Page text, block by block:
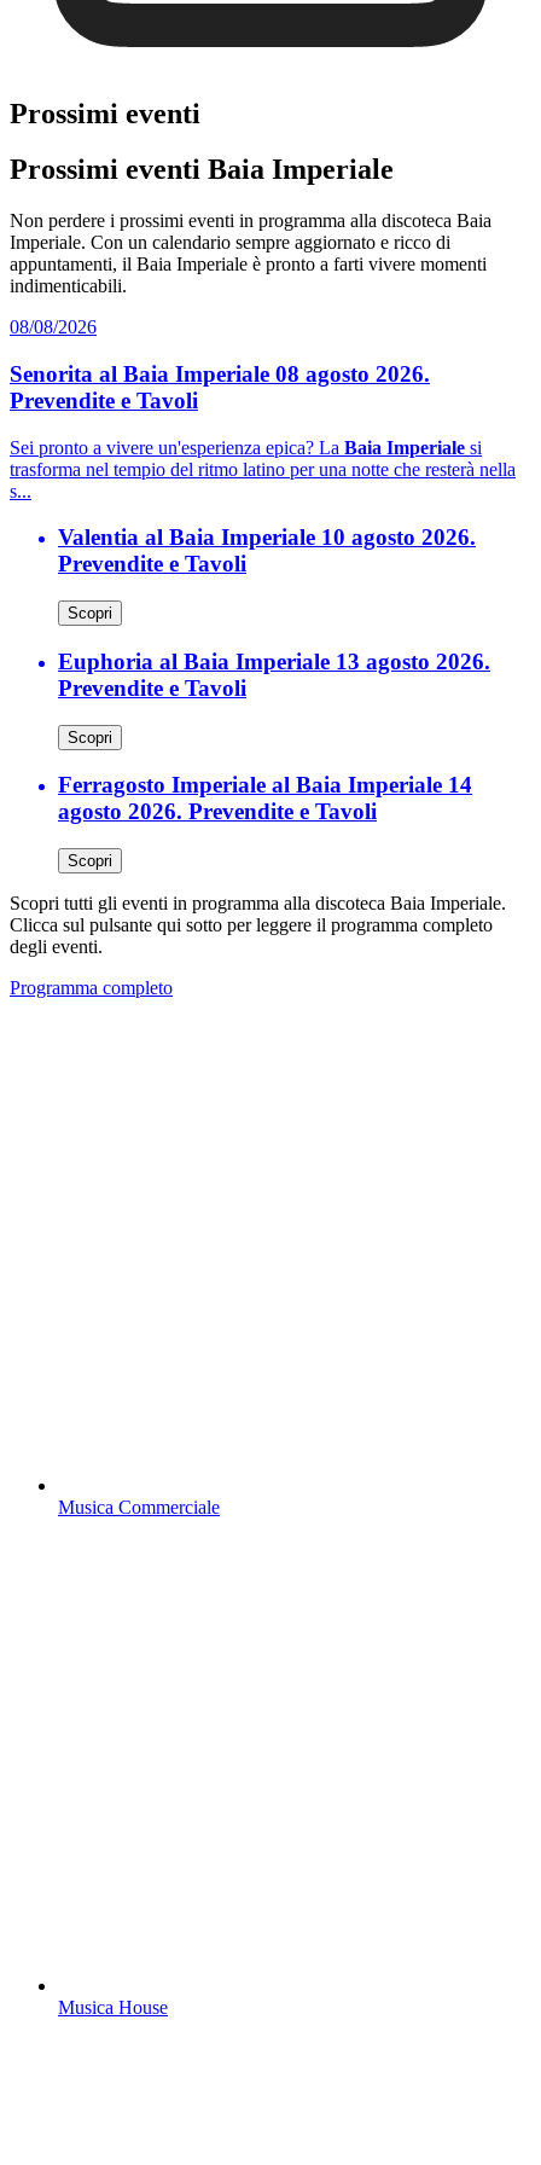
Prossimi eventi
Prossimi eventi Baia Imperiale
Non perdere i prossimi eventi in programma alla discoteca Baia
Imperiale. Con un calendario sempre aggiornato e ricco di
appuntamenti, il Baia Imperiale è pronto a farti vivere momenti
indimenticabili.
08/08/2026
Senorita al Baia Imperiale 08 agosto 2026.
Prevendite e Tavoli
Sei pronto a vivere un'esperienza epica? La Baia Imperiale si
trasforma nel tempio del ritmo latino per una notte che resterà nella
s...
Valentia al Baia Imperiale 10 agosto 2026.
Prevendite e Tavoli
Scopri
Euphoria al Baia Imperiale 13 agosto 2026.
Prevendite e Tavoli
Scopri
Ferragosto Imperiale al Baia Imperiale 14
agosto 2026. Prevendite e Tavoli
Scopri
Scopri tutti gli eventi in programma alla discoteca Baia Imperiale.
Clicca sul pulsante qui sotto per leggere il programma completo
degli eventi.
Programma completo
Musica Commerciale
Musica House